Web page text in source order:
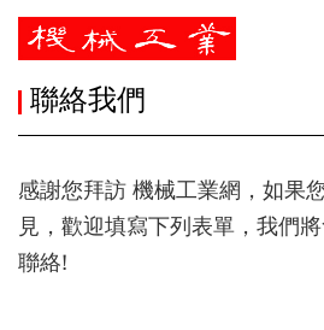
暫停
聯絡我們
感謝您拜訪 機械工業網，如果
見，歡迎填寫下列表單，我們
聯絡!